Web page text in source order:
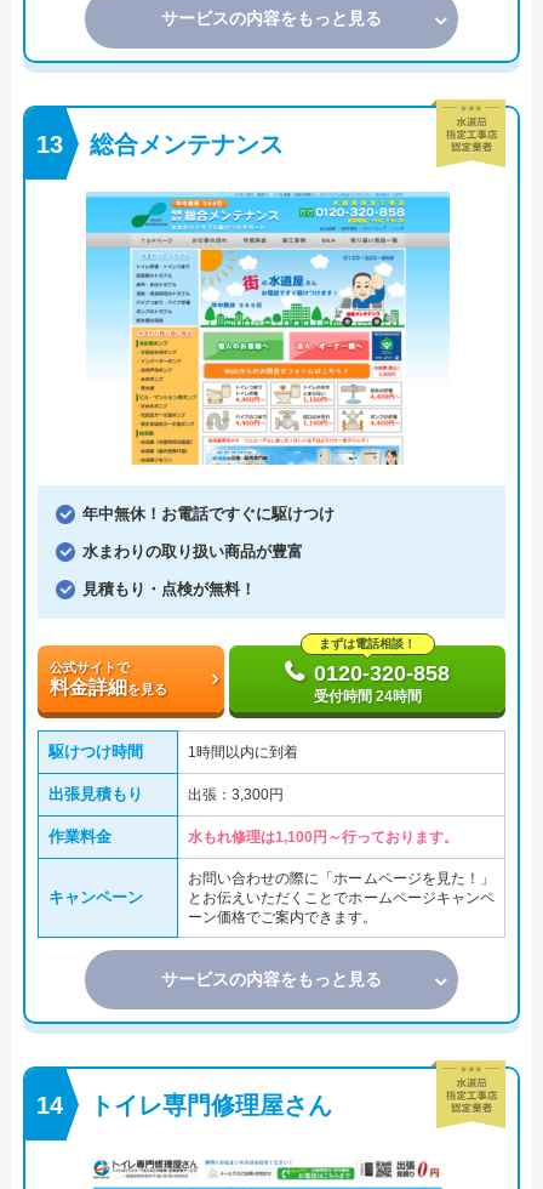
サービスの内容をもっと見る
総合メンテナンス
年中無休！お電話ですぐに駆けつけ
水まわりの取り扱い商品が豊富
見積もり・点検が無料！
公式サイトで
料金詳細を見る
まずは電話相談！
0120-320-858
受付時間 24時間
駆けつけ時間 1時間以内に到着
出張見積もり 出張：3,300円
作業料金 水もれ修理は1,100円～行っております。
キャンペーン
お問い合わせの際に「ホームページを見た！」
とお伝えいただくことでホームページキャンペ
ーン価格でご案内できます。
サービスの内容をもっと見る
トイレ専門修理屋さん